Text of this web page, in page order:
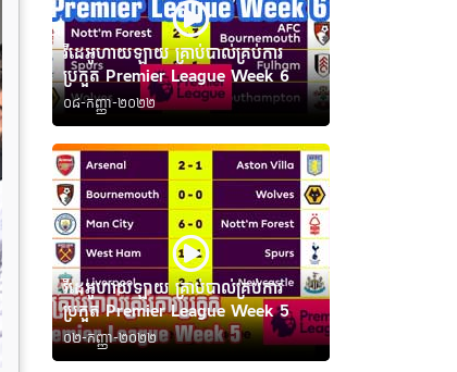
វីដេអូហាយឡាយ គ្រាប់បាល់គ្រប់ការ
ប្រកួត Premier League Week 6
០៨-កញ្ញា-២០២២
វីដេអូហាយឡាយ គ្រាប់បាល់គ្រប់ការ
ប្រកួត Premier League Week 5
០២-កញ្ញា-២០២២